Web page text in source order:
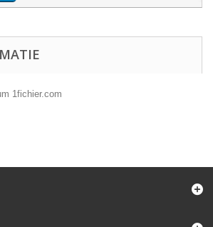
1fichier.com